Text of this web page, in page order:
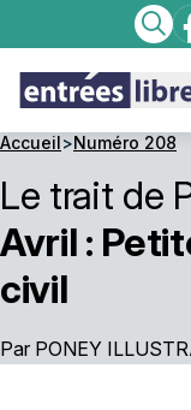
Accueil>Numéro 208
Le trait de
Avril :
civil
Par PONEY